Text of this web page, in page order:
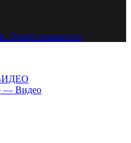
Ответственности.
— Видео